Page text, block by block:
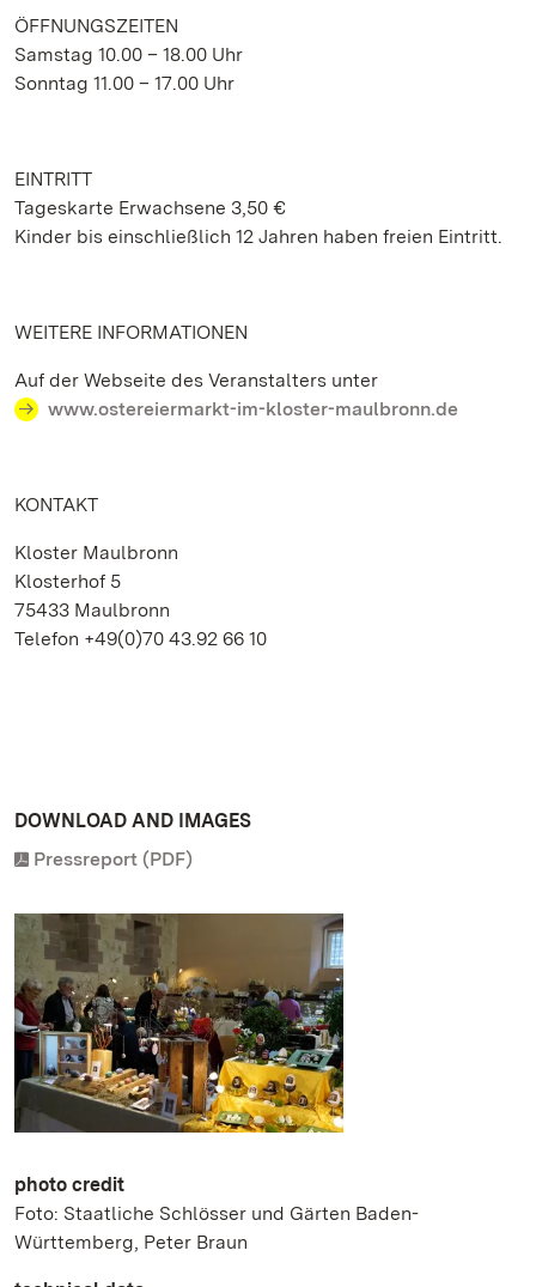
ÖFFNUNGSZEITEN
Samstag 10.00 – 18.00 Uhr
Sonntag 11.00 – 17.00 Uhr
EINTRITT
Tageskarte Erwachsene 3,50 €
Kinder bis einschließlich 12 Jahren haben freien Eintritt.
WEITERE INFORMATIONEN
Auf der Webseite des Veranstalters unter
www.ostereiermarkt-im-kloster-maulbronn.de
KONTAKT
Kloster Maulbronn
Klosterhof 5
75433 Maulbronn
Telefon +49(0)70 43.92 66 10
DOWNLOAD AND IMAGES
Pressreport (PDF)
photo credit
Foto: Staatliche Schlösser und Gärten Baden-
Württemberg, Peter Braun